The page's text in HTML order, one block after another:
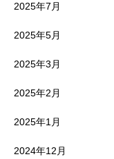
2025年7月
2025年5月
2025年3月
2025年2月
2025年1月
2024年12月